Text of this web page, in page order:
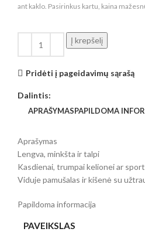
ant kaklo. Pasirinkus kartu, kaina
Į krepšelį
Pridėti į pageidavimų sąrašą
Dalintis:
APRAŠYMASPAPILDOMA
Aprašymas
Lengva, minkšta ir talpi
Kasdienai, trumpai kelionei ar
Viduje pamušalas ir kišenė su
Papildoma informacija
PAVEIKSLAS